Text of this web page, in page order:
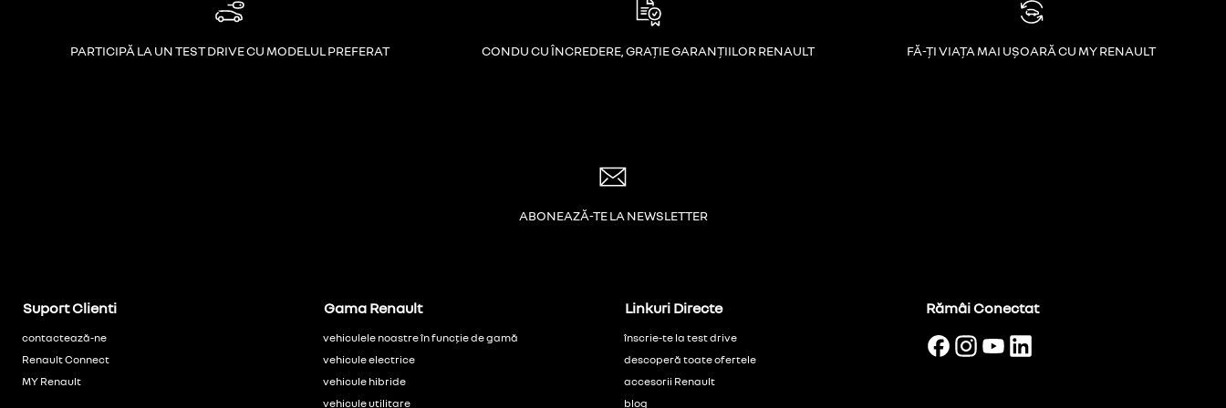
PARTICIPĂ LA UN TEST DRIVE CU MODELUL PREFERAT CONDU CU ÎNCREDERE, GRAȚIE GARANȚIILOR RENAULT FĂ-ȚI VIAȚA MAI UȘOARĂ CU MY RENAULT
ABONEAZĂ-TE LA NEWSLETTER
Suport Clienti
contactează-ne
Renault Connect
MY Renault
Gama Renault
vehiculele noastre în funcție de gamă
vehicule electrice
vehicule hibride
vehicule utilitare
Linkuri Directe
înscrie-te la test drive
descoperă toate ofertele
accesorii Renault
blog
Rămâi Conectat